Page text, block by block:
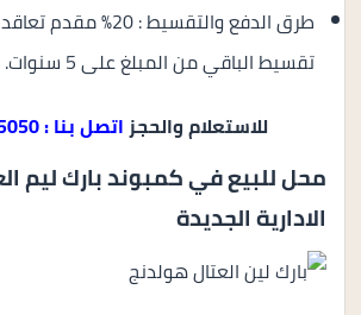
طرق الدفع والتقسيط : 20%
تقسيط الباقي من المبلغ على 5 سنوات.
للاستعلام والحجزاتصل بنا : 01158585050
محل للبيع في كمبوند بارك ليم
الادارية الجديدة